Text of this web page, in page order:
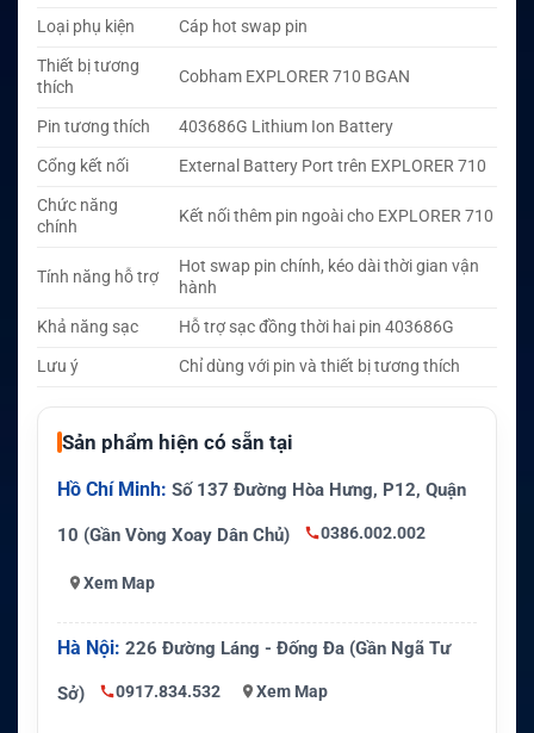
Loại phụ kiện
Cáp hot swap pin
Thiết bị tương
thích
Cobham EXPLORER 710 BGAN
Pin tương thích
403686G Lithium Ion Battery
Cổng kết nối
External Battery Port trên EXPLORER 710
Chức năng
chính
Kết nối thêm pin ngoài cho EXPLORER 710
Tính năng hỗ trợ
Hot swap pin chính, kéo dài thời gian vận
hành
Khả năng sạc
Hỗ trợ sạc đồng thời hai pin 403686G
Lưu ý
Chỉ dùng với pin và thiết bị tương thích
Sản phẩm hiện có sẵn tại
Hồ Chí Minh: Số 137 Đường Hòa Hưng, P12, Quận
10 (Gần Vòng Xoay Dân Chủ) 0386.002.002
Xem Map
Hà Nội: 226 Đường Láng - Đống Đa (Gần Ngã Tư
Sở) 0917.834.532 Xem Map